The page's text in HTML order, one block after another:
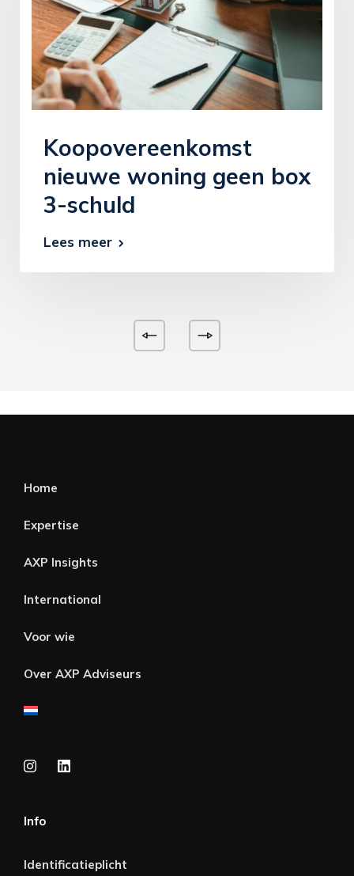
Koopovereenkomst
nieuwe woning geen box
3-schuld
Lees meer
Home
Expertise
AXP Insights
International
Voor wie
Over AXP Adviseurs
Info
Identificatieplicht